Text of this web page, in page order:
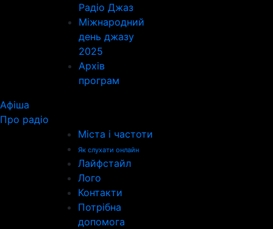
Радіо Джаз
Міжнародний
день джазу
2025
Архів
програм
Афіша
Про радіо
Міста і частоти
Як слухати онлайн
Лайфстайл
Лого
Контакти
Потрібна
допомога